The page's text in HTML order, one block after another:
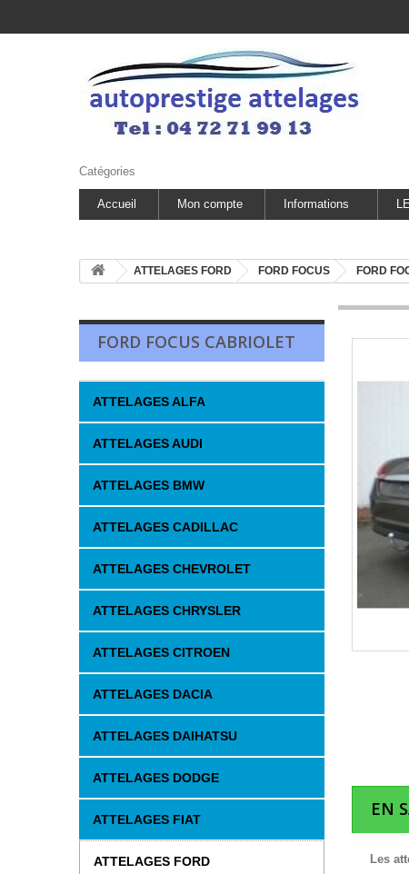
Catégories
Accueil Mon compte Informations
ATTELAGES FORD FORD FOCUS FORD
FORD FOCUS CABRIOLET
ATTELAGES ALFA
ATTELAGES AUDI
ATTELAGES BMW
ATTELAGES CADILLAC
ATTELAGES CHEVROLET
ATTELAGES CHRYSLER
ATTELAGES CITROEN
ATTELAGES DACIA
ATTELAGES DAIHATSU
ATTELAGES DODGE
ATTELAGES FIAT
ATTELAGES FORD
EN
Les